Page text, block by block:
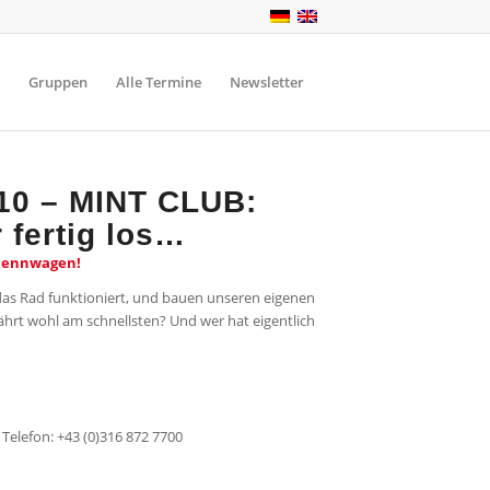
Gruppen Alle Termine Newsletter
– MINT CLUB:
fertig los…
Rad funktioniert, und bauen unseren eigenen
wohl am schnellsten? Und wer hat eigentlich
+43 (0)316 872 7700